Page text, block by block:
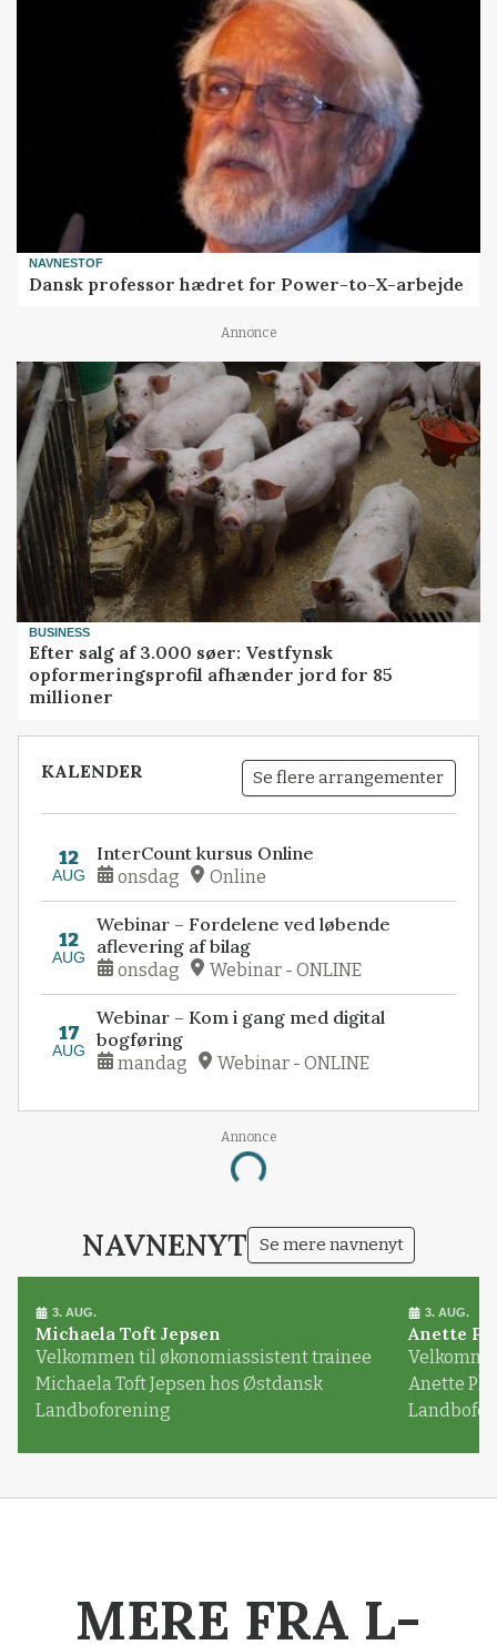
NAVNESTOF
Dansk professor hædret for Power-to-X-arbejde
Annonce
BUSINESS
Efter salg af 3.000 søer: Vestfynsk
opformeringsprofil afhænder jord for 85
millioner
KALENDER Se flere arrangementer
12
AUG
InterCount kursus Online
onsdag Online
12
AUG
Webinar – Fordelene ved løbende
aflevering af bilag
onsdag Webinar - ONLINE
17
AUG
Webinar – Kom i gang med digital
bogføring
mandag Webinar - ONLINE
Annonce
Loading...
NAVNENYT Se mere navnenyt
3. AUG.
Michaela Toft Jepsen
Velkommen til økonomiassistent trainee
Michaela Toft Jepsen hos Østdansk
Landboforening
3. AUG.
Anette
Anette
MERE FRA L-